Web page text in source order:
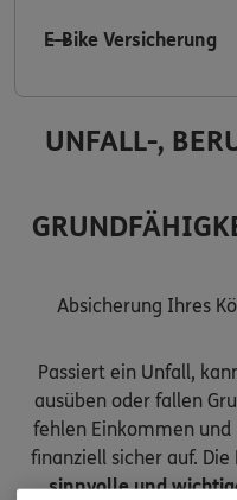
E-Bike Versicherung
UNFALL-,
Absicherung Ihres
Passiert ein Unfall,
ausüben oder fallen
fehlen Einkommen und
finanziell sicher auf. Die
sinnvolle und